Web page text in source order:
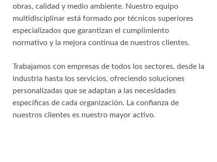
obras, calidad y medio ambiente. Nuestro equipo
multidisciplinar está formado por técnicos superiores
especializados que garantizan el cumplimiento
normativo y la mejora continua de nuestros clientes.
Trabajamos con empresas de todos los sectores, desde la
industria hasta los servicios, ofreciendo soluciones
personalizadas que se adaptan a las necesidades
específicas de cada organización. La confianza de
nuestros clientes es nuestro mayor activo.